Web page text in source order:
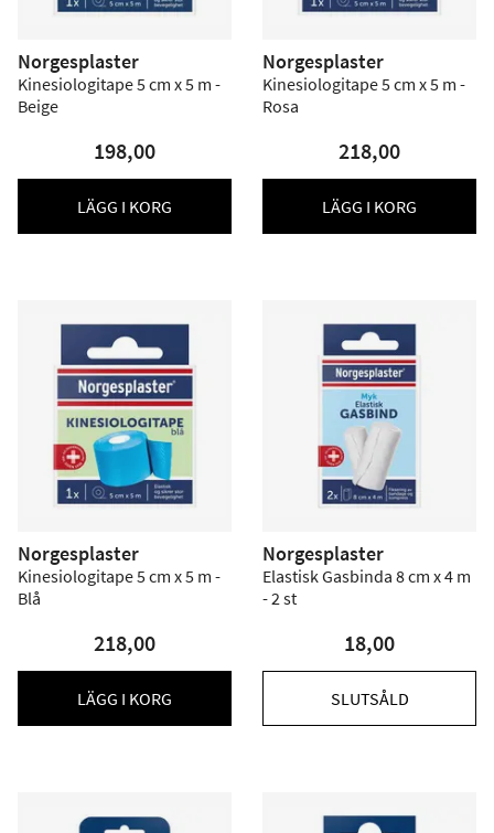
Norgesplaster
Kinesiologitape 5 cm x 5 m -
Beige
198,00
LÄGG I KORG
Norgesplaster
Kinesiologitape 5 cm x 5 m -
Rosa
218,00
LÄGG I KORG
Norgesplaster
Kinesiologitape 5 cm x 5 m -
Blå
218,00
LÄGG I KORG
Norgesplaster
Elastisk Gasbinda 8 cm x 4 m
- 2 st
18,00
SLUTSÅLD